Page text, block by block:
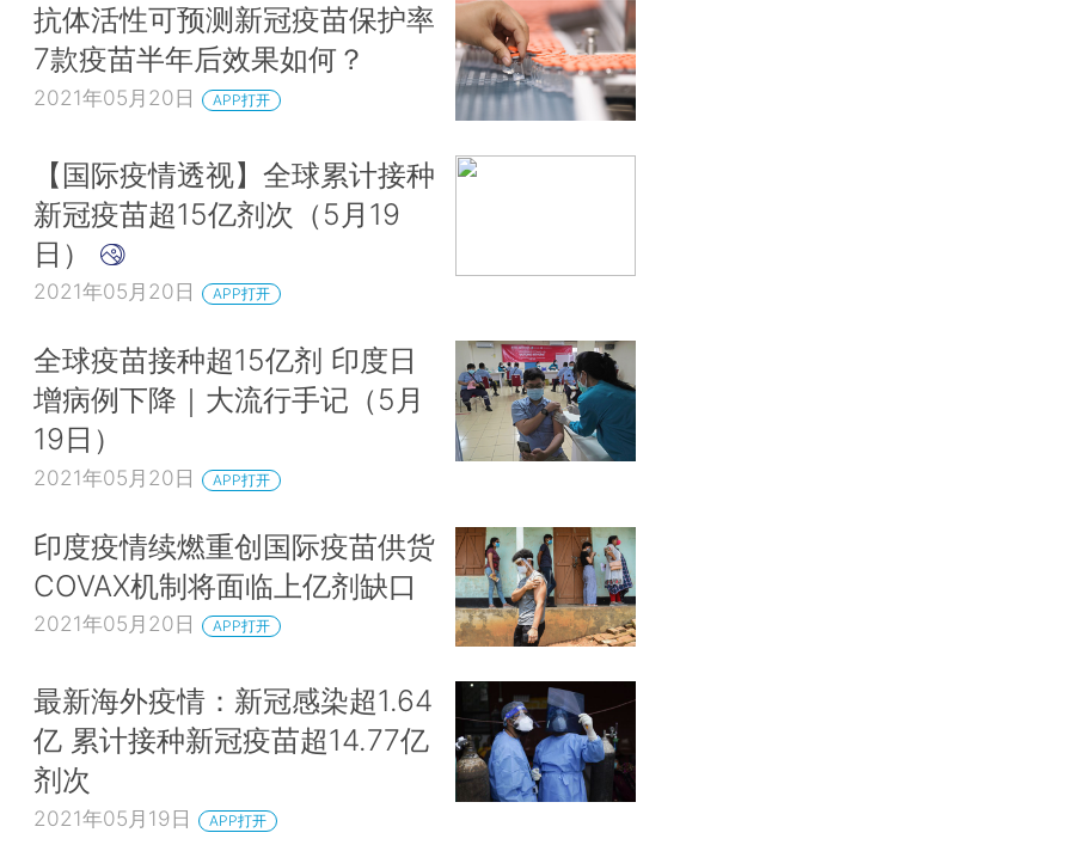
抗体活性可预测新冠疫苗保护率
7款疫苗半年后效果如何？
2021年05月20日 APP打开
【国际疫情透视】全球累计接种
新冠疫苗超15亿剂次（5月19
日）
2021年05月20日 APP打开
全球疫苗接种超15亿剂 印度日
增病例下降｜大流行手记（5月
19日）
2021年05月20日 APP打开
印度疫情续燃重创国际疫苗供货
COVAX机制将面临上亿剂缺口
2021年05月20日 APP打开
最新海外疫情：新冠感染超1.64
亿 累计接种新冠疫苗超14.77亿
剂次
2021年05月19日 APP打开